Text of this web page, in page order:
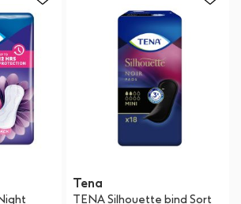
Tena
TENA Silhouette bind Sort